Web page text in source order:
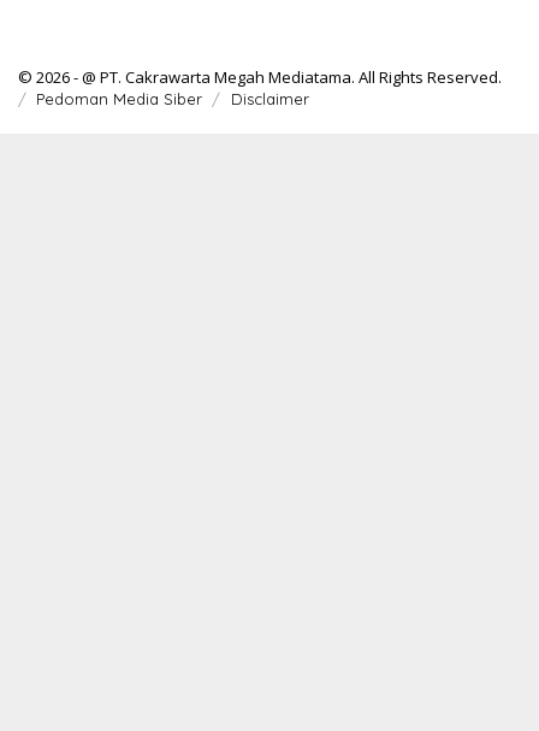
© 2026 - @ PT. Cakrawarta Megah Mediatama. All Rights Reserved.
Pedoman Media Siber Disclaimer